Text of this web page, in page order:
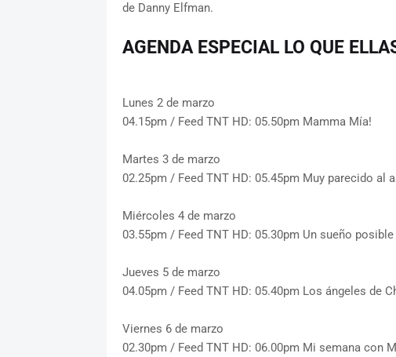
de Danny Elfman.
AGENDA ESPECIAL LO QUE
Lunes 2 de marzo
04.15pm / Feed TNT HD: 05.50pm Mamma Mía!
Martes 3 de marzo
02.25pm / Feed TNT HD: 05.45pm Muy parecido al
Miércoles 4 de marzo
03.55pm / Feed TNT HD: 05.30pm Un sueño
Jueves 5 de marzo
04.05pm / Feed TNT HD: 05.40pm Los ángeles de
Viernes 6 de marzo
02.30pm / Feed TNT HD: 06.00pm Mi semana con